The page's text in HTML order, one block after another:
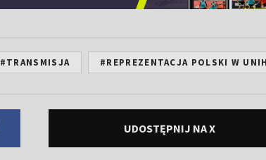
#TRANSMISJA #REPREZENTACJA POLSKI W
UDOSTĘPNIJ NA X